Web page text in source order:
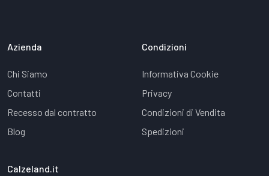
Azienda
Chi Siamo
Contatti
Recesso dal contratto
Blog
Condizioni
Informativa Cookie
Privacy
Condizioni di Vendita
Spedizioni
Calzeland.it